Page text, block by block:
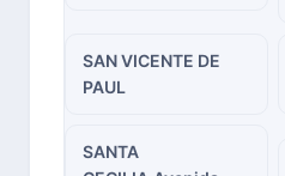
SAN VICENTE DE
PAUL
SANTA